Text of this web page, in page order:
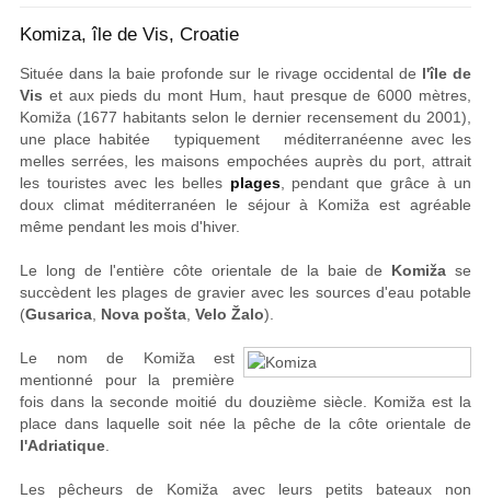
Komiza, île de Vis, Croatie
Située dans la baie profonde sur le rivage occidental de l'île de
Vis et aux pieds du mont Hum, haut presque de 6000 mètres,
Komiža (1677 habitants selon le dernier recensement du 2001),
une place habitée typiquement méditerranéenne avec les
melles serrées, les maisons empochées auprès du port, attrait
les touristes avec les belles plages, pendant que grâce à un
doux climat méditerranéen le séjour à Komiža est agréable
même pendant les mois d'hiver.
Le long de l'entière côte orientale de la baie de Komiža se
succèdent les plages de gravier avec les sources d'eau potable
(Gusarica Nova pošta Velo Žalo).
Le nom de Komiža est
mentionné pour la première
fois dans la seconde moitié du douzième siècle. Komiža est la
place dans laquelle soit née la pêche de la côte orientale de
l'Adriatique
Les pêcheurs de Komiža avec leurs petits bateaux non